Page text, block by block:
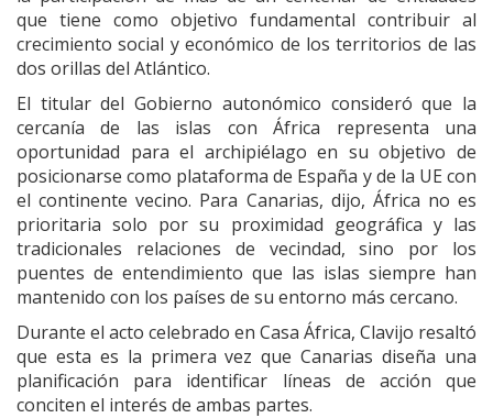
que tiene como objetivo fundamental contribuir al
crecimiento social y económico de los territorios de las
dos orillas del Atlántico.
El titular del Gobierno autonómico consideró que la
cercanía de las islas con África representa una
oportunidad para el archipiélago en su objetivo de
posicionarse como plataforma de España y de la UE con
el continente vecino. Para Canarias, dijo, África no es
prioritaria solo por su proximidad geográfica y las
tradicionales relaciones de vecindad, sino por los
puentes de entendimiento que las islas siempre han
mantenido con los países de su entorno más cercano.
Durante el acto celebrado en Casa África, Clavijo resaltó
que esta es la primera vez que Canarias diseña una
planificación para identificar líneas de acción que
conciten el interés de ambas partes.